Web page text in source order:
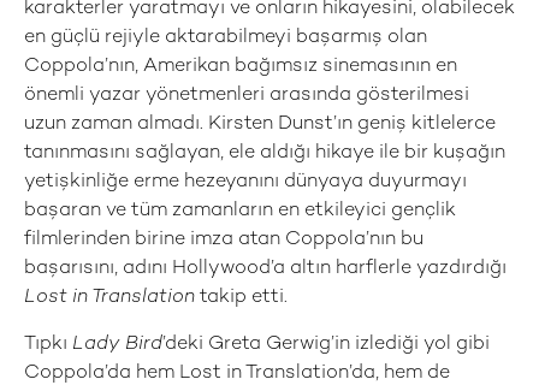
karakterler yaratmayı ve onların hikayesini, olabilecek
en güçlü rejiyle aktarabilmeyi başarmış olan
Coppola’nın, Amerikan bağımsız sinemasının en
önemli yazar yönetmenleri arasında gösterilmesi
uzun zaman almadı. Kirsten Dunst’ın geniş kitlelerce
tanınmasını sağlayan, ele aldığı hikaye ile bir kuşağın
yetişkinliğe erme hezeyanını dünyaya duyurmayı
başaran ve tüm zamanların en etkileyici gençlik
filmlerinden birine imza atan Coppola’nın bu
başarısını, adını Hollywood’a altın harflerle yazdırdığı
Lost in Translation takip etti.
Tıpkı Lady Bird’deki Greta Gerwig’in izlediği yol gibi
Coppola’da hem Lost in Translation’da, hem de